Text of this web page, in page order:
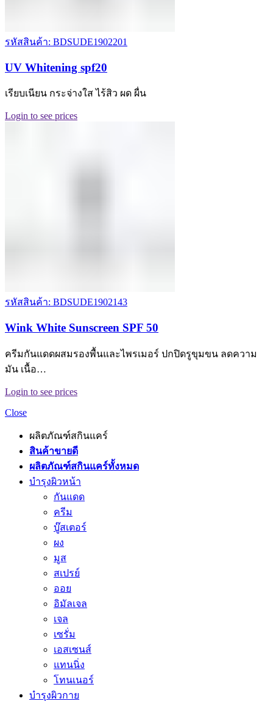
รหัสสินค้า: BDSUDE1902201
UV Whitening spf20
เรียบเนียน กระจ่างใส ไร้สิว ผด ผื่น
Login to see prices
รหัสสินค้า: BDSUDE1902143
Wink White Sunscreen SPF 50
ครีมกันแดดผสมรองพื้นและไพรเมอร์ ปกปิดรูขุมขน ลดความ
มัน เนื้อ…
Login to see prices
Close
ผลิตภัณฑ์สกินแคร์
สินค้าขายดี
ผลิตภัณฑ์สกินแคร์ทั้งหมด
บำรุงผิวหน้า
กันแดด
ครีม
บู๊สเตอร์
ผง
มูส
สเปรย์
ออย
อิมัลเจล
เจล
เซรั่ม
เอสเซนส์
แทนนิ่ง
โทนเนอร์
บำรุงผิวกาย